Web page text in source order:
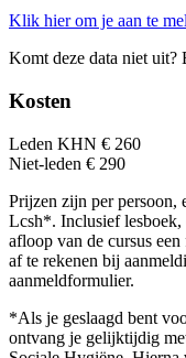
Klik hier om je aan te
Komt deze data niet uit?
Kosten
Leden KHN € 260
Niet-leden € 290
Prijzen zijn per persoon,
Lcsh*. Inclusief lesboek,
afloop van de cursus
af te rekenen bij
aanmeldformulier.
*Als je geslaagd bent
ontvang je gelijktijdig